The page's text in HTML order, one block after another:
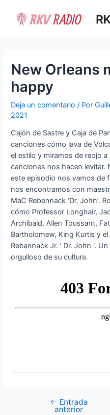
contenido
New Orleans
happy
Deja un comentario / Por
2021
Cajón de Sastre y Caja de
canciones cómo lava de
el estilo y miramos de reojo
canciones nos hacen levitar.
este episodio nos vamos de
nos encontramos con
MaC Rebennack ‘Dr. John’.
cómo Professor Longhair,
Archibald, Allen Toussant,
Bartholomew, King Kurtis y
Rebannack Jr. ‘ Dr. John ‘.
orgulloso de su cultura.
Navegación
← Entrada
anterior